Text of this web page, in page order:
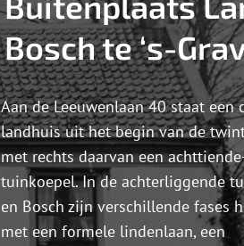
Bosch te ‘s-
Aan de Leeuwenlaan 40 staat een
landhuis uit het begin van de
met rechts daarvan een
tuinkoepel. In de achterliggende
en Bosch zijn verschillende fases
met een formele lindenlaan, een